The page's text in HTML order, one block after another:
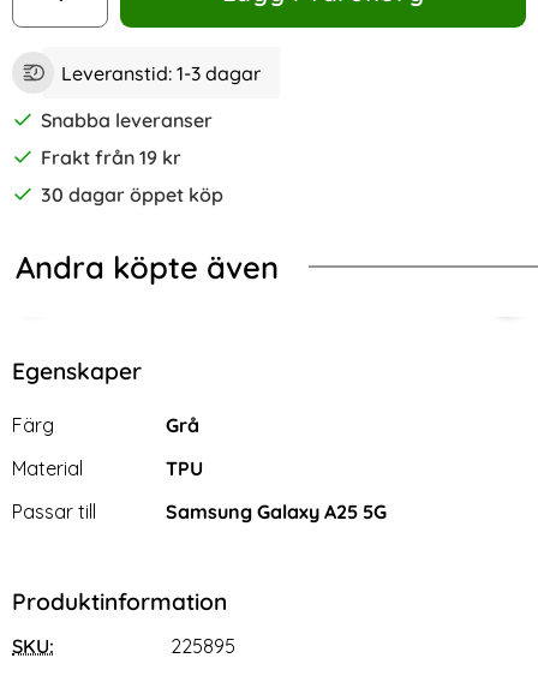
Leveranstid: 1-3 dagar
Snabba leveranser
Frakt från 19 kr
30 dagar öppet köp
Andra köpte även
Galaxy A25 5G Skal Magic Shield TPU Ljus Blå
Samsung Galaxy A25 5G
Egenskaper
Egenskaper/attribut för denna produkt
Attribut
Färg
Grå
Material
TPU
Passar till
Samsung Galaxy A25 5G
Produktinformation
SKU: 225895